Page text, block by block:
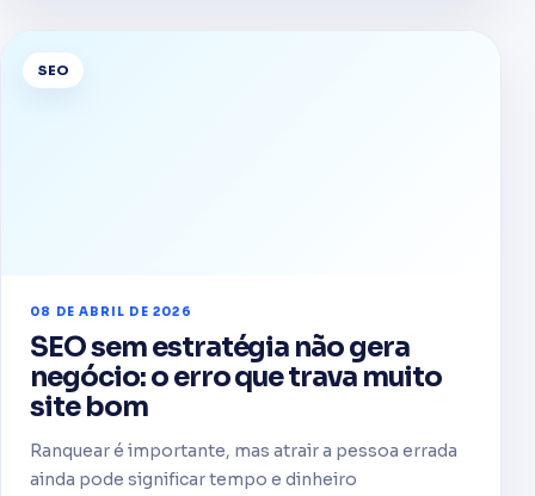
SEO
08 DE ABRIL DE 2026
SEO sem estratégia não gera
negócio: o erro que trava muito
site bom
Ranquear é importante, mas atrair a pessoa errada
ainda pode significar tempo e dinheiro